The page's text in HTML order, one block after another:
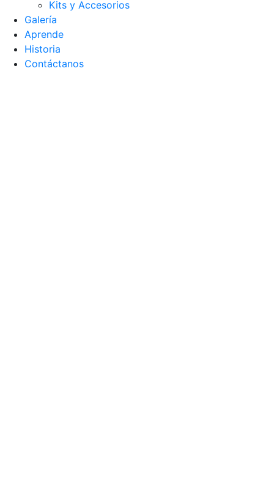
Kits y Accesorios
Galería
Aprende
Historia
Contáctanos